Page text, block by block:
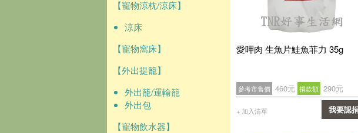
【寵物涼枕/涼床】
涼床
【寵物窩床】
【外出提籠】
外出籠/運輸籠
外出包
【寵物飲水器】
愛呷肉 生魚片鮭魚菲力 35g
參考市售價 460元 捐款額 290元
+ 加入清單 我要認